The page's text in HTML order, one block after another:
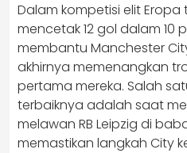
Dalam kompetisi elit
mencetak 12 gol dalam 10
membantu Manchester
akhirnya memenangkan
pertama mereka. Salah
terbaiknya adalah saat
melawan RB Leipzig di
memastikan langkah City